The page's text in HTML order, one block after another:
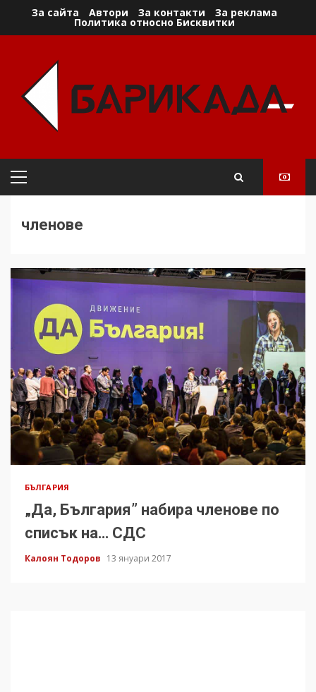
За сайта Автори За контакти За реклама
Политика относно Бисквитки
Primary
членове
БЪЛГАРИЯ
„Да, България” набира членове по
списък на… СДС
Калоян Тодоров 13 януари 2017